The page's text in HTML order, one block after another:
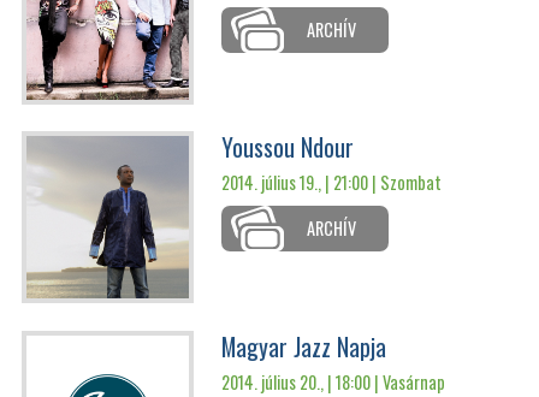
ARCHÍV
Youssou Ndour
2014. július 19., | 21:00 | Szombat
ARCHÍV
Magyar Jazz Napja
2014. július 20., | 18:00 |Vasárnap